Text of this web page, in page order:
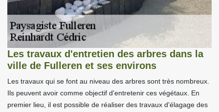
Les travaux d'entretien des arbres dans la
ville de Fulleren et ses environs
Les travaux qui se font au niveau des arbres sont très nombreux.
Ils peuvent avoir comme objectif d'entretenir ces végétaux. En
premier lieu, il est possible de réaliser des travaux d'élagage des